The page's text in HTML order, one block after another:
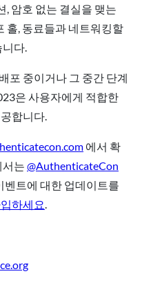
, 암호 없는 결실을 맺는
홀, 동료들과 네트워킹할
니다.
포 중이거나 그 중간 단계
은 사용자에게 적합한
합니다.
에서 확
서는 @AuthenticateCon
벤트에 대한 업데이트를
하세요.